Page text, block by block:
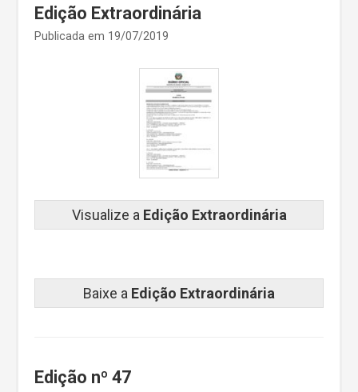
Edição Extraordinária
Publicada em 19/07/2019
Visualize a Edição Extraordinária
Baixe a Edição Extraordinária
Edição nº 47